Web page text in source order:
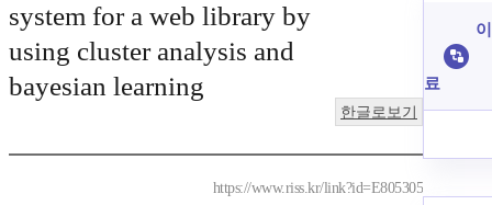
system for a web library by
using cluster analysis and
bayesian learning
한글로보기
https://www.riss.kr/link?id=E805305
료